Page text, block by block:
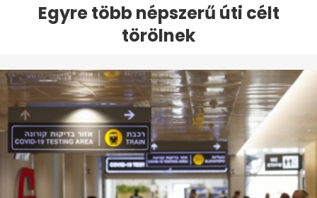
Egyre több népszerű úti célt
törölnek